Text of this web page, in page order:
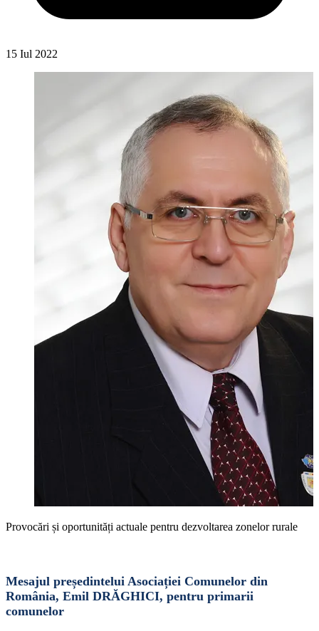
15 Iul 2022
Provocări și oportunități actuale pentru dezvoltarea zonelor rurale
Mesajul președintelui Asociației Comunelor din
România, Emil DRĂGHICI, pentru primarii
comunelor